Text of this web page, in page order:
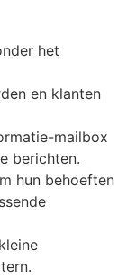
het
en klanten
mailbox
berichten.
hun behoeften